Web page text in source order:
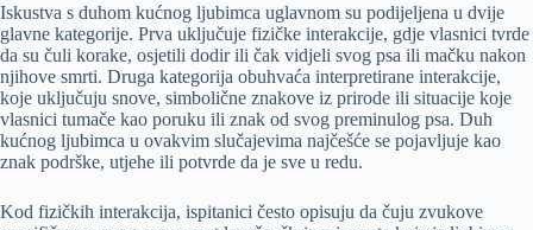
Iskustva s duhom kućnog ljubimca uglavnom su podijeljena u dvije
glavne kategorije. Prva uključuje fizičke interakcije, gdje vlasnici tvrde
da su čuli korake, osjetili dodir ili čak vidjeli svog psa ili mačku nakon
njihove smrti. Druga kategorija obuhvaća interpretirane interakcije,
koje uključuju snove, simbolične znakove iz prirode ili situacije koje
vlasnici tumače kao poruku ili znak od svog preminulog psa. Duh
kućnog ljubimca u ovakvim slučajevima najčešće se pojavljuje kao
znak podrške, utjehe ili potvrde da je sve u redu.
Kod fizičkih interakcija, ispitanici često opisuju da čuju zvukove